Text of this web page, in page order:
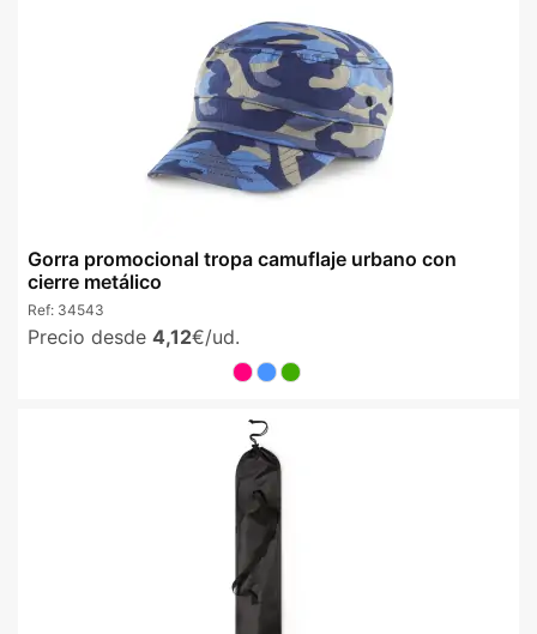
Gorra promocional tropa camuflaje urbano con
cierre metálico
Ref: 34543
Precio desde 4,12€/ud.